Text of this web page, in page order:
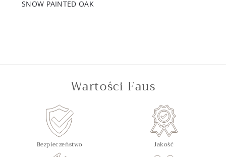
SNOW PAINTED OAK
Wartości Faus
Bezpieczeństwo Jakość